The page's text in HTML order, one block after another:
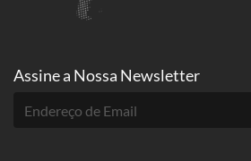
Assine a Nossa Newsletter